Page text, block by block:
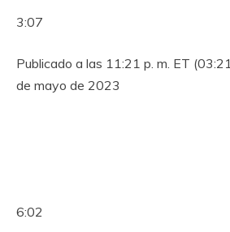
3:07
Publicado a las 11:21 p. m. ET
de mayo de 2023
6:02